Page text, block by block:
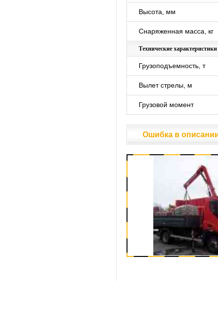
Высота, мм
Снаряженная масса, кг
Технические
Грузоподъемность, т
Вылет стрелы, м
Грузовой момент